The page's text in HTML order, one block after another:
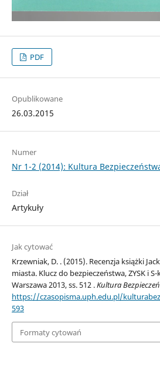
PDF
Opublikowane
26.03.2015
Numer
Nr 1-2 (2014): Kultura
Dział
Artykuły
Jak cytować
Krzewniak, D. . (2015). Recenzja książki
miasta. Klucz do bezpieczeństwa, ZYSK i
Warszawa 2013, ss. 512 .Kultura
https://czasopisma.uph.edu.pl/
593
Formaty cytowań